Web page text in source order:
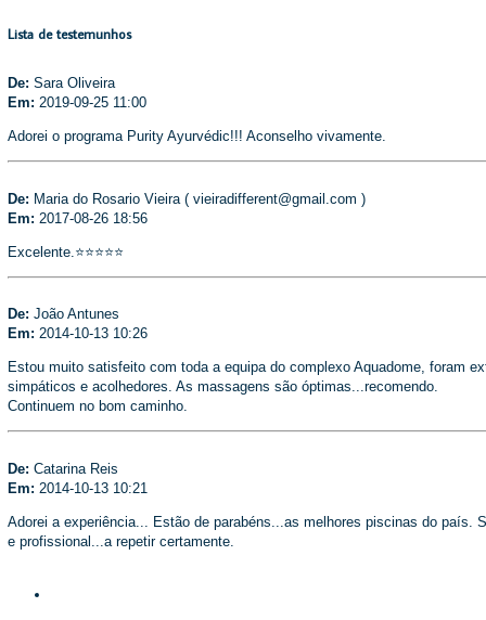
Lista de testemunhos
De: Sara Oliveira
Em: 2019-09-25 11:00
Adorei o programa Purity Ayurvédic!!! Aconselho vivamente.
De: Maria do Rosario Vieira ( vieiradifferent@gmail.com )
Em: 2017-08-26 18:56
Excelente.⭐️⭐️⭐️⭐️⭐️
De: João Antunes
Em: 2014-10-13 10:26
Estou muito satisfeito com toda a equipa do complexo Aquadome, foram
simpáticos e acolhedores. As massagens são óptimas...recomendo.
Continuem no bom caminho.
De: Catarina Reis
Em: 2014-10-13 10:21
Adorei a experiência... Estão de parabéns...as melhores piscinas do país.
e profissional...a repetir certamente.